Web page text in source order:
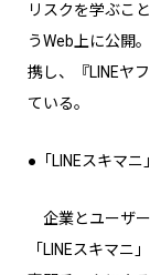
リスクを学ぶこ
うWeb上に公開
携し、『LINEヤ
ている。
●「LINEスキマニ
企業とユーザ
「LINEスキマニ